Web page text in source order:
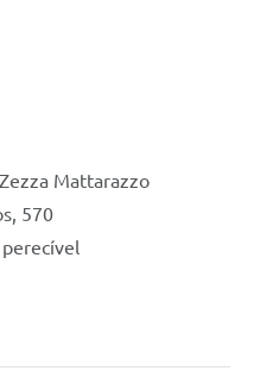
Mattarazzo
570